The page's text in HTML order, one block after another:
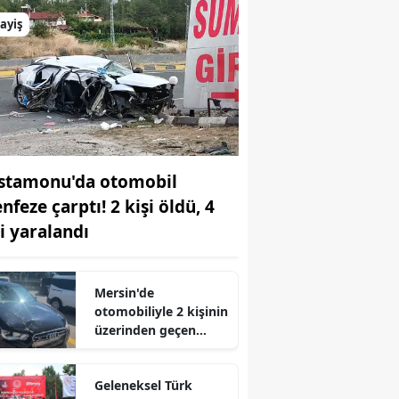
otomobil
çarptı! 2 kişi öldü, 4
yaralandı
Mersin'de
otomobiliyle 2 kişinin
üzerinden geçen
Geleneksel Türk